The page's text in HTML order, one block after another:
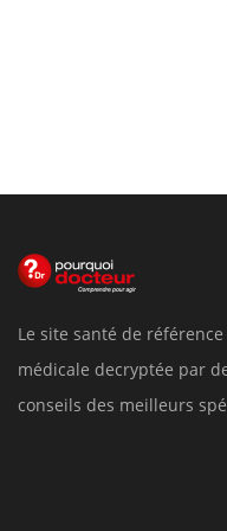
Le site santé de
médicale decryptée par
conseils des meilleurs